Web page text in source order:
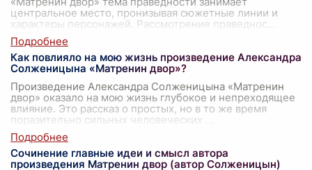
центральное место, пронизывая сюжетные линии и
характеры персонажей. Рассмотрение праведнос
Как повлияло на мою жизнь произведение Александра
Солженицына «Матренин двор»?
Произведение Александра Солженицына «Матренин
двор» оказало на мою жизнь глубокое и непреходящее
влияние. Это рассказ о простых, но в то же время
поразительно сильных человеческих
Сочинение главные идеи и смысл автора
произведения Матренин двор (автор Солженицын)